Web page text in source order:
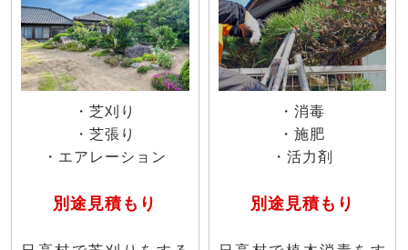
・芝刈り
・芝張り
・エアレーション
別途見積もり
・消毒
・施肥
・活力剤
別途見積もり